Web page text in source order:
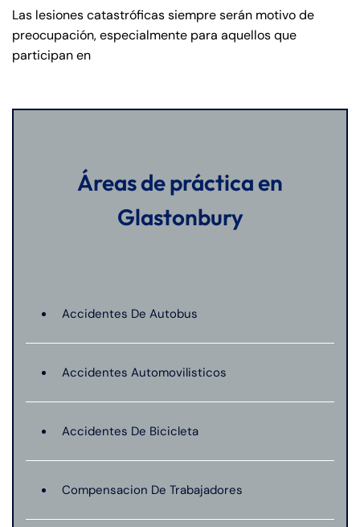
Las lesiones catastróficas siempre serán motivo de
preocupación, especialmente para aquellos que
participan en
Áreas de práctica en
Glastonbury
Accidentes De Autobus
Accidentes Automovilisticos
Accidentes De Bicicleta
Compensacion De Trabajadores